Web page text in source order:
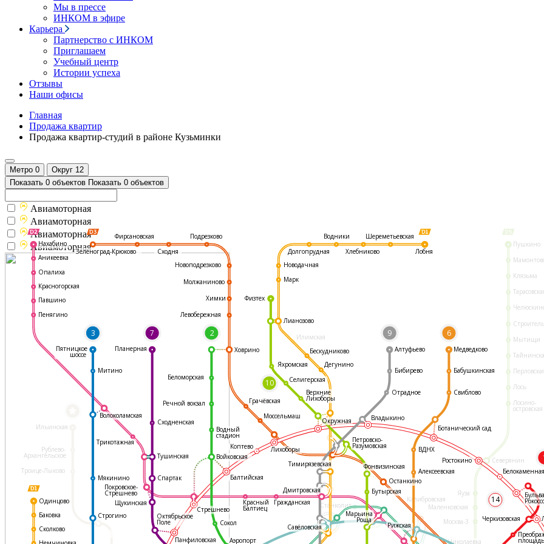
Мы в прессе
ИНКОМ в эфире
Карьера
Партнерство с ИНКОМ
Приглашаем
Учебный центр
Истории успеха
Отзывы
Наши офисы
Главная
Продажа квартир
Продажа квартир-студий в районе Кузьминки
Метро 0 Округ 12
Показать 0 объектов Показать 0 объектов
Илимская
Пушкино
Клязьма
Мытищи
Лось
Лосино-
островская
Северянин
Яуза
Маленковская
Москва-3
Николаевка
Ильинская
Рублево-
Архангельское
Троице-Лыково
Калибровская
Станколит
3 7
14
2 9 6
10
Фирсановская
Сходня
Подрезково
Новоподрезково
Молжаниново
Химки
Левобережная
Ховрино
Грачёвская
Моссельмаш
Останкино
Медведково
Бабушкинская
Свиблово
ВДНХ
Алексеевская
Рижская
Аэропорт
Сокол
Красный
Балтиец
Гражданская
Дмитровская
Коптево Лихоборы
Балтийская
Войковская
Водный
стадион
Сходненская
Трикотажная
Волоколамская
Тушинская
Мякинино
Строгино
Митино
Нахабино
Аникеевка
Опалиха
Красногорская
Павшино
Пенягино
Одинцово
Баковка
Сколково
Пятницкое
шоссе
Планерная
Спартак
Стрешнево
Щукинская
Октябрьское
Поле
Панфиловская
Окружная
Дегунино
Бескудниково
Верхние
Лихоборы
Селигерская
Физтех
Яхромская
Марк
Лианозово
Новодачная
Речной вокзал
Беломорская
Долгопрудная
Водники
Хлебниково
Шереметьевская
Лобня
Тимирязевская
Марьина
Роща
Савёловская
Фонвизинская
Бутырская
Петровско-
Разумовская
Покровское-
Стрешнево
Бибирево
Отрадное
Владыкино
Ботанический сад
Алтуфьево
Ростокино
Черкизовская
площадь
Зеленоград-Крюково
Авиамоторная
Авиамоторная
Авиамоторная
Авиамоторная